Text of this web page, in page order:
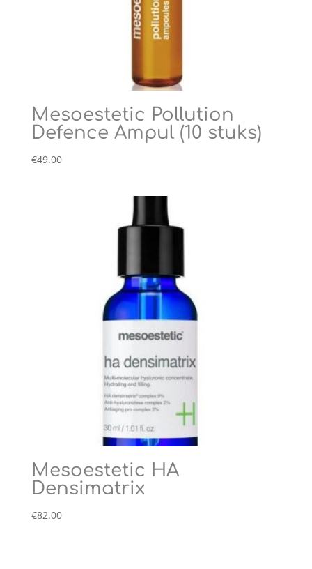
Mesoestetic Pollution
Defence Ampul (10 stuks)
€49.00
Mesoestetic HA
Densimatrix
€82.00